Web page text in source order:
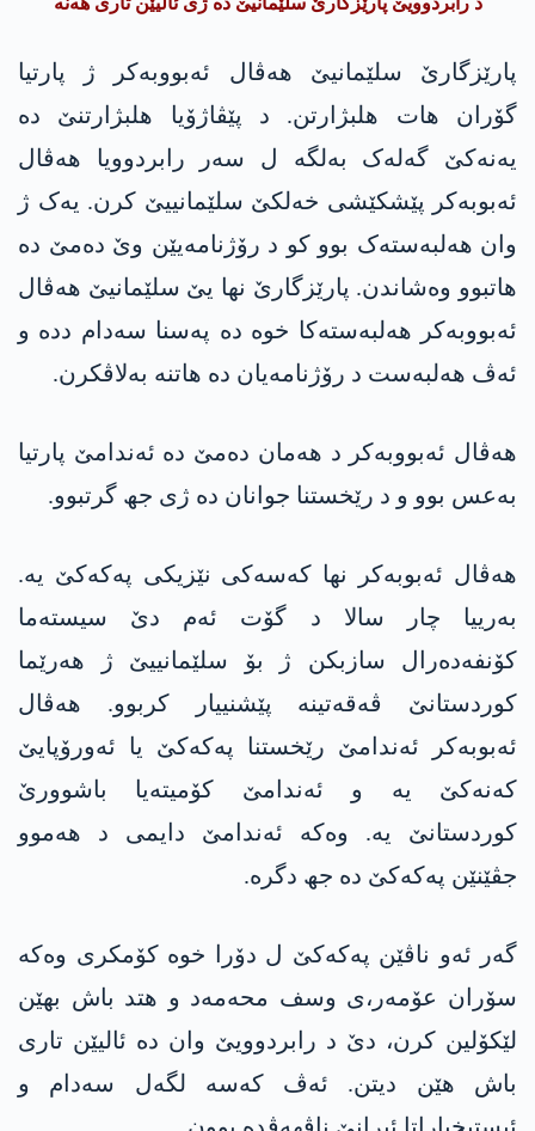
پارێزگارێ سلێمانیێ ھەڤال ئەبووبەکر ژ پارتیا
گۆران ھات ھلبژارتن. د پێڤاژۆیا ھلبژارتنێ دە
یەنەکێ گەلەک بەلگە ل سەر رابردوویا ھەڤال
ئەبوبەکر پێشکێشی خەلکێ سلێمانییێ کرن. یەک ژ
وان ھەلبەستەک بوو کو د رۆژنامەیێن وێ دەمێ دە
ھاتبوو وەشاندن. پارێزگارێ نھا یێ سلێمانیێ ھەڤال
ئەبووبەکر ھەلبەستەکا خوە دە پەسنا سەدام ددە و
ئەڤ ھەلبەست د رۆژنامەیان دە ھاتنە بەلاڤکرن.
ھەڤال ئەبووبەکر د ھەمان دەمێ دە ئەندامێ پارتیا
بەعس بوو و د رێخستنا جوانان دە ژی جھ گرتبوو.
ھەڤال ئەبوبەکر نھا کەسەکی نێزیکی پەکەکێ یە.
بەرییا چار سالا د گۆت ئەم دێ سیستەما
کۆنفەدەرال سازبکن ژ بۆ سلێمانییێ ژ ھەرێما
کوردستانێ ڤەقەتینە پێشنییار کربوو. ھەڤال
ئەبوبەکر ئەندامێ رێخستنا پەکەکێ یا ئەورۆپایێ
کەنەکێ یە و ئەندامێ کۆمیتەیا باشوورێ
کوردستانێ یە. وەکە ئەندامێ دایمی د ھەموو
جڤێنێن پەکەکێ دە جھ دگرە.
گەر ئەو ناڤێن پەکەکێ ل دۆرا خوە کۆمکری وەکە
سۆران عۆمەر،ی وسف محەمەد و ھتد باش بهێن
لێکۆلین کرن، دێ د رابردوویێ وان دە ئالیێن تاری
باش هێن دیتن. ئەڤ کەسە لگەل سەدام و